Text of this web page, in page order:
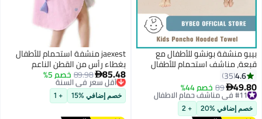
بيبو منشفة بونشو للأطفال مع
قبعة، مناشف استحمام للأطفال
سريعة الجفاف، مناشف شاطئ
للسباحة، روب استحمام للأطفال
فائق النعومة والامتصاص مع قبعة
للأولاد والبنات
4.6
35
49.80
89 خصم 44% #11 في مناشف حمام الاطفال
توصيل مجاني
#11 في مناشف حمام الاطفال
خصم إضافي %20 + 2
jaexest منشفة استحمام للأطفال
بغطاء رأس من القطن الناعم
بتصميم ديناصور ثلاثي الأبعاد برنص
شاطئ كرتوني
85.48
89.98خصم 5%
أقل سعر في السنة
توصيل مجاني
أقل سعر في السنة
خصم إضافي %15 + 1